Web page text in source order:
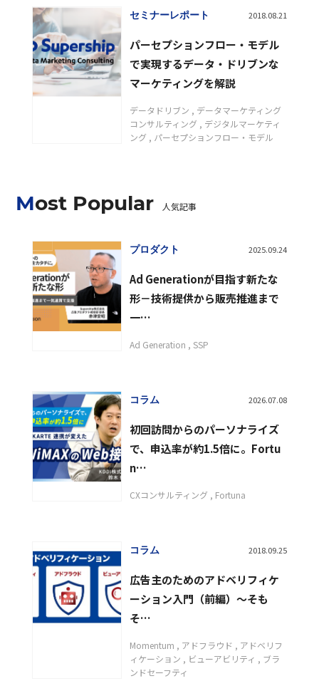
セミナーレポート 2018.08.21
パーセプションフロー・モデル
で実現するデータ・ドリブンな
マーケティングを解説
データドリブン
データマーケティング
コンサルティング
デジタルマーケティ
ング
パーセプションフロー・モデル
Most Popular 人気記事
プロダクト 2025.09.24
Ad Generationが目指す新たな
形－技術提供から販売推進まで
一…
Ad Generation SSP
コラム 2026.07.08
初回訪問からのパーソナライズ
で、申込率が約1.5倍に。Fortu
n…
CXコンサルティング Fortuna
コラム 2018.09.25
広告主のためのアドベリフィケ
ーション入門（前編）〜そも
そ…
Momentum アドフラウド
アドベリフ
ィケーション
ビューアビリティ
ブラ
ンドセーフティ